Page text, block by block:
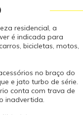
residencial, a
é indicada para
bicicletas, motos,
no braço do
e jato turbo de série.
conta com trava de
inadvertida.